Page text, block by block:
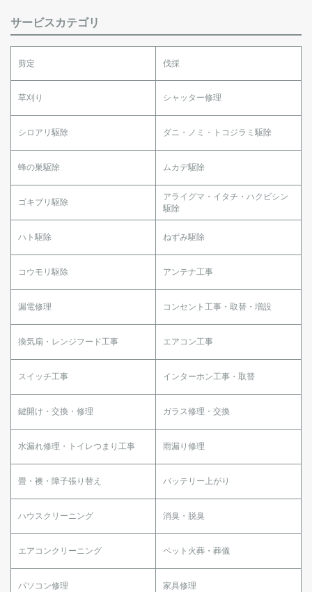
サービスカテゴリ
剪定 伐採
草刈り シャッター修理
シロアリ駆除 ダニ・ノミ・トコジラミ駆除
蜂の巣駆除 ムカデ駆除
ゴキブリ駆除
アライグマ・イタチ・ハクビシン
駆除
ハト駆除 ねずみ駆除
コウモリ駆除 アンテナ工事
漏電修理 コンセント工事・取替・増設
換気扇・レンジフード工事 エアコン工事
スイッチ工事 インターホン工事・取替
鍵開け・交換・修理 ガラス修理・交換
水漏れ修理・トイレつまり工事 雨漏り修理
畳・襖・障子張り替え バッテリー上がり
ハウスクリーニング 消臭・脱臭
エアコンクリーニング ペット火葬・葬儀
パソコン修理 家具修理